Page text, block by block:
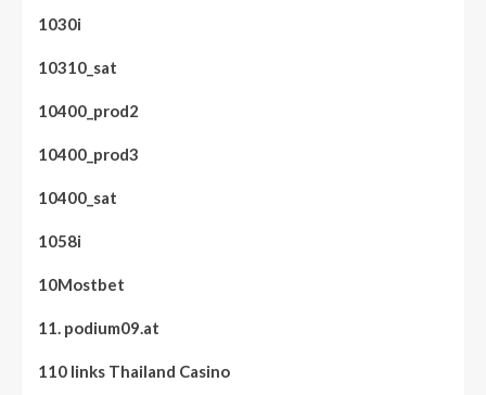
1030i
10310_sat
10400_prod2
10400_prod3
10400_sat
1058i
10Mostbet
11. podium09.at
110 links Thailand Casino